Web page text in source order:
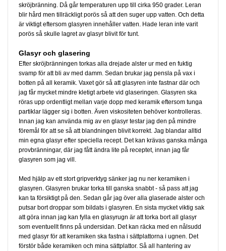
skröjbränning. Då går temperaturen upp till cirka 950 grader. Leran
blir hård men tillräckligt porös så att den suger upp vatten. Och detta
är viktigt eftersom glasyren innehåller vatten. Hade leran inte varit
porös så skulle lagret av glasyr blivit för tunt.
Glasyr och glasering
Efter skröjbränningen torkas alla drejade alster ur med en fuktig
svamp för att bli av med damm. Sedan brukar jag pensla på vax i
botten på all keramik. Vaxet gör så att glasyren inte fastnar där och
jag får mycket mindre kletigt arbete vid glaseringen. Glasyren ska
röras upp ordentligt mellan varje dopp med keramik eftersom tunga
partiklar lägger sig i botten. Även viskositeten behöver kontrolleras.
Innan jag kan använda mig av en glasyr testar jag den på mindre
föremål för att se så att blandningen blivit korrekt. Jag blandar alltid
min egna glasyr efter speciella recept. Det kan krävas ganska många
provbränningar, där jag fått ändra lite på receptet, innan jag får
glasyren som jag vill.
Med hjälp av ett stort gripverktyg sänker jag nu ner keramiken i
glasyren. Glasyren brukar torka till ganska snabbt - så pass att jag
kan ta försiktigt på den. Sedan går jag över alla glaserade alster och
putsar bort droppar som bildats i glasyren. En sista mycket viktig sak
att göra innan jag kan fylla en glasyrugn är att torka bort all glasyr
som eventuellt finns på undersidan. Det kan räcka med en nålsudd
med glasyr för att keramiken ska fastna i sättplattorna i ugnen. Det
förstör både keramiken och mina sättplattor. Så all hantering av